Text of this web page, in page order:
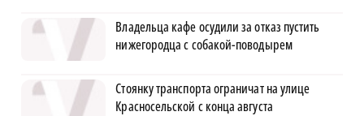
Владельца кафе осудили за отказ пустить
нижегородца с собакой-поводырем
Стоянку транспорта ограничат на улице
Красносельской с конца августа